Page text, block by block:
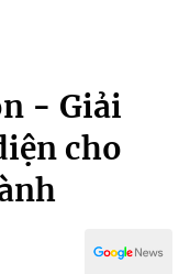
- Giải
cho